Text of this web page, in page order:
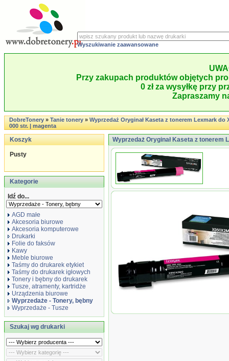
Wyszukiwanie zaawansowane
Przy zakupach produktów objętych
0 zł za wysyłkę przy
Zapraszamy
DobreTonery»Tanie tonery»Wyprzedaż Oryginał Kaseta z tonerem Lexmark do
000 str. | magenta
Koszyk
Pusty
Kategorie
Idź do...
AGD małe
Akcesoria biurowe
Akcesoria komputerowe
Drukarki
Folie do faksów
Kawy
Meble biurowe
Taśmy do drukarek etykiet
Taśmy do drukarek igłowych
Tonery i bębny do drukarek
Tusze, atramenty, kartridże
Urządzenia biurowe
Wyprzedaże - Tonery, bębny
Wyprzedaże - Tusze
Szukaj wg drukarki
Wyprzedaż Oryginał Kaseta z tonerem